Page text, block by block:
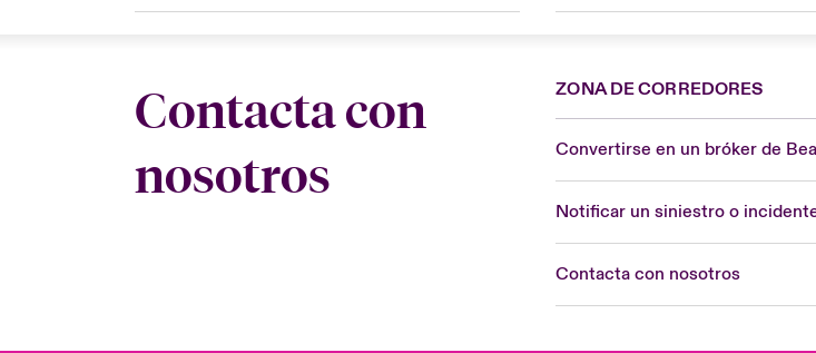
Contacta con
nosotros
ZONA DE CORREDORES
Convertirse en un bróker de
Notificar un siniestro o
Contacta con nosotros